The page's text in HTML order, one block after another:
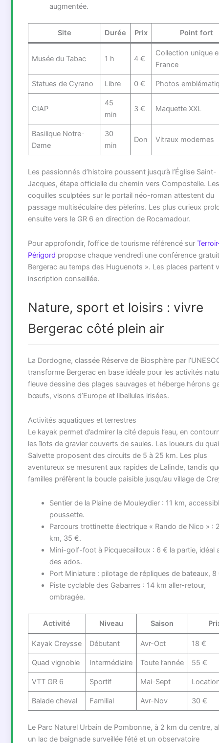
augmentée.
Site Durée Prix Point fort
Musée du Tabac 1 h 4 €
Collection unique
France
Statues de Cyrano Libre 0 € Photos
CIAP
45
min
3 € Maquette XXL
Basilique Notre-
Dame
30
min
Don Vitraux modernes
Les passionnés d’histoire poussent jusqu’à l’Église Saint-
Jacques, étape officielle du chemin vers Compostelle. Les
coquilles sculptées sur le portail néo-roman attestent du
passage multiséculaire des pèlerins. Les plus curieux
ensuite vers le GR 6 en direction de Rocamadour.
Pour approfondir, l’office de tourisme référencé sur
Périgord propose chaque vendredi une conférence
Bergerac au temps des Huguenots ». Les places partent
inscription conseillée.
Nature, sport et loisirs : vivre
Bergerac côté plein air
La Dordogne, classée Réserve de Biosphère par
transforme Bergerac en base idéale pour les activités
fleuve dessine des plages sauvages et héberge hérons
bœufs, visons d’Europe et libellules irisées.
Activités aquatiques et terrestres
Le kayak permet d’admirer la cité depuis l’eau, en
les îlots de gravier couverts de saules. Les loueurs du quai
Salvette proposent des circuits de 5 à 25 km. Les plus
aventureux se mesurent aux rapides de Lalinde, tandis
familles préfèrent la boucle paisible jusqu’au village de
Sentier de la Plaine de Mouleydier : 11 km,
poussette.
Parcours trottinette électrique « Rando de Nico » :
km, 35 €.
Mini-golf-foot à Picquecailloux : 6 € la partie, idéal
des ados.
Port Miniature : pilotage de répliques de bateaux, 8
Piste cyclable des Gabarres : 14 km aller-retour,
ombragée.
Activité Niveau Saison
Kayak Creysse Débutant Avr-Oct 18 €
Quad vignoble Intermédiaire Toute l’année 55 €
VTT GR 6 Sportif Mai-Sept
Balade cheval Familial Avr-Nov 30 €
Le Parc Naturel Urbain de Pombonne, à 2 km du centre,
un lac de baignade surveillée l’été et un observatoire